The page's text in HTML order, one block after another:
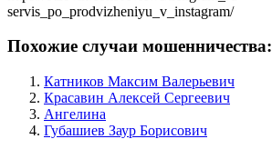
servis_po_prodvizheniyu_v_instagram/
Похожие случаи мошенничества:
Катников Максим Валерьевич
Красавин Алексей Сергеевич
Ангелина
Губашиев Заур Борисович